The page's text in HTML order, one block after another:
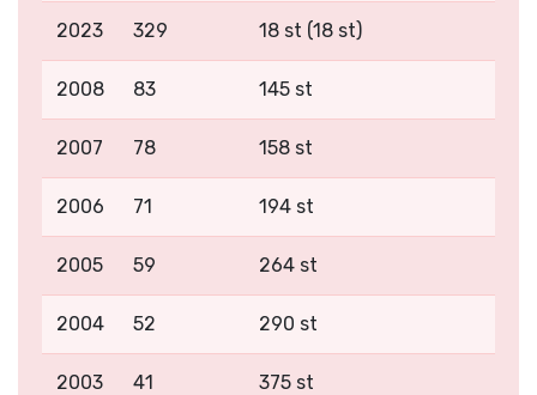
2023 329 18 st (18 st)
2008 83 145 st
2007 78 158 st
2006 71 194 st
2005 59 264 st
2004 52 290 st
2003 41 375 st